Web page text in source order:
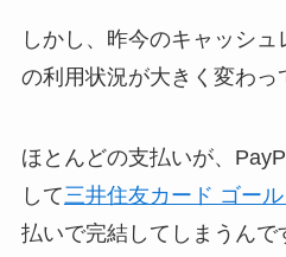
しかし、昨今のキャッシ
の利用状況が大きく変わっ
ほとんどの支払いが、
して三井住友カード ゴール
払いで完結してしまうんで